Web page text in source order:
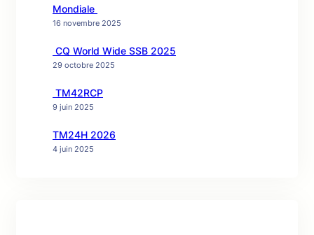
Mondiale
16 novembre 2025
CQ World Wide SSB 2025
29 octobre 2025
TM42RCP
9 juin 2025
TM24H 2026
4 juin 2025